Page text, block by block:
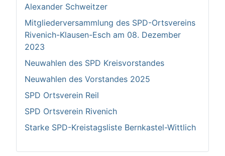
Alexander Schweitzer
Mitgliederversammlung des SPD-Ortsvereins
Rivenich-Klausen-Esch am 08. Dezember
2023
Neuwahlen des SPD Kreisvorstandes
Neuwahlen des Vorstandes 2025
SPD Ortsverein Reil
SPD Ortsverein Rivenich
Starke SPD-Kreistagsliste Bernkastel-Wittlich